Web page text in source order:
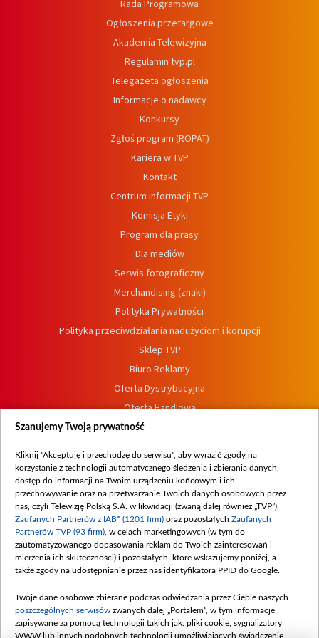
Rada Programowa
Ogłoszenia przetargowe
Akademia Telewizyjna
Regulamin tvp.pl
Telegazeta ogłoszenia
Informacje o nadawcy
Konkursy
Zgłoś program (ROPAT)
Kariera w TVP
Kontakt
Centrum informacji TVP
Komisja Etyki
Program dla prasy
Dla mediów
Serwis fotograficzny
Merchandising (znaki)
Polityka Prywatności
Polityka przeciwdziałania nadużyciom i korupcji
Sklep TVP
Biuro Reklamy
Oferta Dystrybucyjna
Oferta Handlowa
Dostępność
Procedura zgłoszeń wewnętrznych
Szanujemy Twoją prywatność
Kliknij "Akceptuję i przechodzę do serwisu", aby wyrazić zgody na
korzystanie z technologii automatycznego śledzenia i zbierania danych,
dostęp do informacji na Twoim urządzeniu końcowym i ich
przechowywanie oraz na przetwarzanie Twoich danych osobowych przez
nas, czyli Telewizję Polską S.A. w likwidacji (zwaną dalej również „TVP”),
Zaufanych Partnerów z IAB* (1201 firm) oraz pozostałych Zaufanych
Partnerów TVP (93 firm) , w celach marketingowych (w tym do
zautomatyzowanego dopasowania reklam do Twoich zainteresowań i
mierzenia ich skuteczności) i pozostałych, które wskazujemy poniżej, a
także zgody na udostępnianie przez nas identyfikatora PPID do Google.
Twoje dane osobowe zbierane podczas odwiedzania przez Ciebie naszych
poszczególnych serwisów zwanych dalej „Portalem”, w tym informacje
zapisywane za pomocą technologii takich jak: pliki cookie, sygnalizatory
WWW lub innych podobnych technologii umożliwiających świadczenie